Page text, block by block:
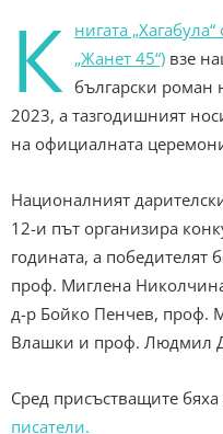
К нигата
„Жанет 45“) взе
български роман
2023, а тазгодишният
на официалната
Националният
12-и път организира
годината, а победителят
проф. Миглена
д-р Бойко Пенчев, проф.
Влашки и проф. Людмил
Сред присъстващите бяха
писатели.